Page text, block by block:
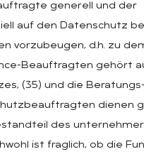
generell und der
auf den Datenschutz
vorzubeugen, d.h. zu
Beauftragten gehört
(35) und die
dienen
des
ist fraglich, ob die